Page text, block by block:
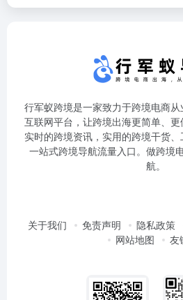
行军蚁跨境是一家致力于跨境电商
互联网平台，让跨境出海更简单、
实时的跨境资讯，实用的跨境干货
一站式跨境导航流量入口。做跨境
航。
关于我们 免责声明 隐私政策
网站地图
友